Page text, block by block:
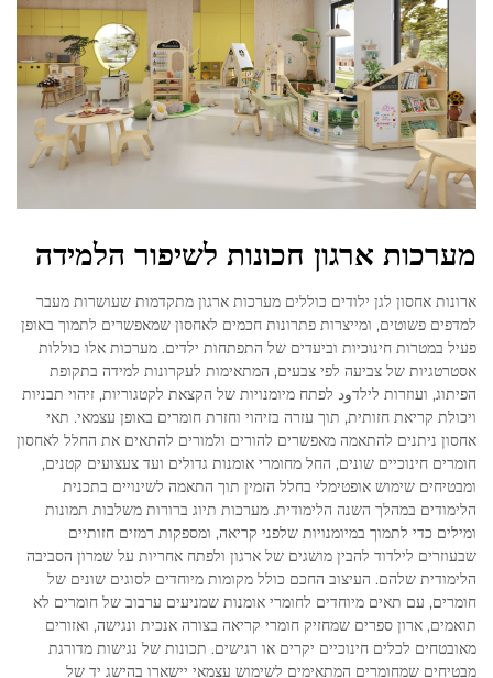
מערכות ארגון חכונות לשיפור הלמידה
ארונות אחסון לגן ילודים כוללים מערכות ארגון מתקדמות שעושרות מעבר
למדפים פשוטים, ומייצרות פתרונות חכמים לאחסון שמאפשרים לתמוך באופן
פעיל במטרות חינוכיות וביעדים של התפתחות ילדים. מערכות אלו כוללות
אסטרטגיות של צביעה לפי צבעים, המתאימות לעקרונות למידה בתקופת
הפיתוג, ועוזרות לילדود לפתח מיומנויות של הקצאת לקטגוריות, זיהוי תבניות
ויכולת קריאת חזותית, תוך עזרה בזיהוי וחזרת חומרים באופן עצמאי. תאי
אחסון ניתנים להתאמה מאפשרים להורים ולמורים להתאים את החלל לאחסון
חומרים חינוכיים שונים, החל מחומרי אומנות גדולים ועד צעצועים קטנים,
ומבטיחים שימוש אופטימלי בחלל הזמין תוך התאמה לשינויים בתכנית
הלימודים במהלך השנה הלימודית. מערכות תיוג ברורות משלבות תמונות
ומילים כדי לתמוך במיומנויות שלפני קריאה, ומספקות רמזים חזותיים
שבעוזרים לילדוד להבין מושגים של ארגון ולפתח אחריות על שמרון הסביבה
הלימודית שלהם. העיצוב החכם כולל מקומות מיוחדים לסוגים שונים של
חומרים, עם תאים מיוחדים לחומרי אומנות שמניעים ערבוב של חומרים לא
תואמים, ארון ספרים שמחזיק חומרי קריאה בצורה אנכית ונגישה, ואזורים
מאובטחים לכלים חינוכיים יקרים או רגישים. תכונות של נגישות מדורגת
מבטיחים שמחומרים המתאימים לשימוש עצמאי יישארו בהישג יד של